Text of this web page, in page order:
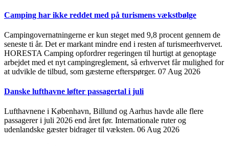
Camping har ikke reddet med på turismens vækstbølge
Campingovernatningerne er kun steget med 9,8 procent gennem de
seneste ti år. Det er markant mindre end i resten af turismeerhvervet.
HORESTA Camping opfordrer regeringen til hurtigt at genoptage
arbejdet med et nyt campingreglement, så erhvervet får mulighed for
at udvikle de tilbud, som gæsterne efterspørger. 07 Aug 2026
Danske lufthavne løfter passagertal i juli
Lufthavnene i København, Billund og Aarhus havde alle flere
passagerer i juli 2026 end året før. Internationale ruter og
udenlandske gæster bidrager til væksten. 06 Aug 2026